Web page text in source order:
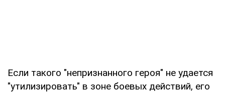
Если такого "непризнанного героя" не удается
"утилизировать" в зоне боевых действий, его